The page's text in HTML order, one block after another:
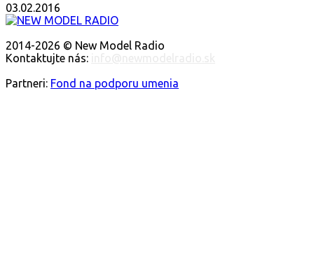
03.02.2016
2014-2026 © New Model Radio
Kontaktujte nás:
Partneri: Fond na podporu umenia